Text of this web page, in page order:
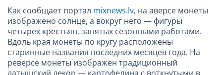
Как сообщает портал mixnews.lv, на аверсе монеты
изображено солнце, а вокруг него — фигуры
четырех крестьян, занятых сезонными работами.
Вдоль края монеты по кругу расположены
старинные названия последних месяцев года. На
реверсе монеты изображен традиционный